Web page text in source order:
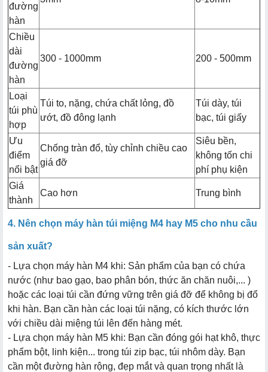
đường
hàn
Chiều
dài
đường
hàn
300 - 1000mm 200 - 500mm
Loại
túi phù
hợp
Túi to, nặng, chứa chất lỏng, đồ
ướt, đồ đông lạnh
Túi dày, túi
bạc, túi giấy
Ưu
điểm
nổi bật
Chống tràn đổ, tùy chỉnh chiều cao
giá đỡ
Siêu bền,
không tốn chi
phí phụ kiện
Giá
thành
Cao hơn Trung bình
4. Nên chọn máy hàn túi miệng M4 hay M5 cho nhu cầu
sản xuất?
- Lựa chọn máy hàn M4 khi: Sản phẩm của bạn có chứa
nước (như bao gạo, bao phân bón, thức ăn chăn nuôi,... )
hoặc các loại túi cần đứng vững trên giá đỡ để không bị đổ
khi hàn. Bạn cần hàn các loại túi nặng, có kích thước lớn
với chiều dài miệng túi lên đến hàng mét.
- Lựa chọn máy hàn M5 khi: Bạn cần đóng gói hạt khô, thực
phẩm bột, linh kiện... trong túi zip bạc, túi nhôm dày. Bạn
cần một đường hàn rộng, đẹp mắt và quan trọng nhất là